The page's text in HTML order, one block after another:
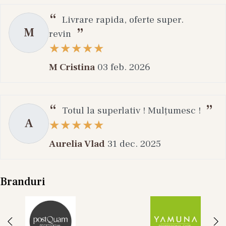
M
Livrare rapida, oferte super.
revin
M Cristina 03 feb. 2026
A
Totul la superlativ ! Mulțumesc !
Aurelia Vlad 31 dec. 2025
Branduri